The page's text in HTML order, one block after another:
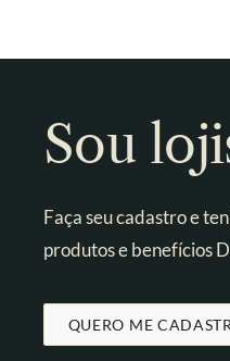
A MONTMARTRE
CONTATO
Sou
Faça seu cadastro e
produtos e benefícios
QUERO ME